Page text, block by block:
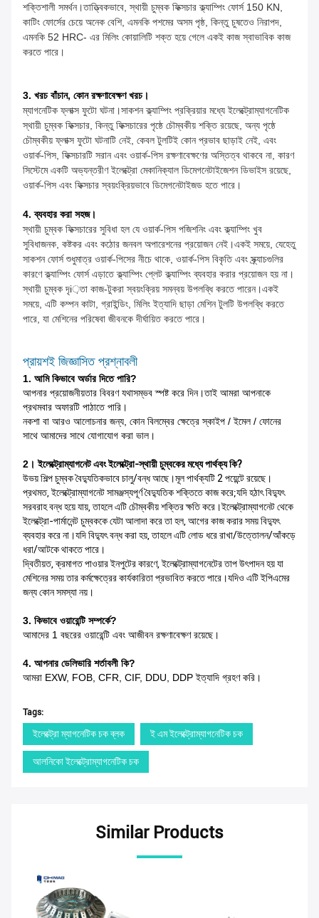
শক্তিশালী সমর্থন।তাত্ত্বিকভাবে, স্থায়ী চুম্বক ফিক্সচার ক্ল্যাম্পিং ফোর্স 150 KN,
কাটিং ফোর্সের চেয়ে অনেক বেশি, এমনকি পশমের অসম পৃষ্ঠ, কিন্তু চুষতেও নিরাপদ,
এমনকি 52 HRC- এর মিলিং কোয়ালিটি শক্ত হয়ে গেলে একই কাজ স্বাভাবিক কাজ
করতে পারে।
3. খরচ বাঁচান, কোন রক্ষণাবেক্ষণ খরচ।
ম্যাগনেটিক ফ্লাক্স ফুটো ঘটনা।সাকশন ক্ল্যাম্পিং প্রক্রিয়ার মধ্যে ইলেক্ট্রোম্যাগনেটিক
স্থায়ী চুম্বক ফিক্সচার, কিন্তু ফিক্সচারের পৃষ্ঠে চৌম্বকীয় শক্তি রয়েছে, অন্য পৃষ্ঠে
চৌম্বকীয় ফ্লাক্স ফুটো ঘটনাটি নেই, কেবল টুলটিই কোন প্রভাব ছাড়াই নেই, এবং
ওয়ার্ক-পিস, ফিক্সচারটি সরান এবং ওয়ার্ক-পিস রক্ষণাবেক্ষণের অস্তিত্ব থাকবে না, কারণ
সিস্টেমে একটি অভ্যন্তরীণ ইলেক্ট্রো মেকানিক্যাল ডিমেগনেটাইজেশন ডিভাইস রয়েছে,
ওয়ার্ক-পিস এবং ফিক্সচার স্বয়ংক্রিয়ভাবে ডিমেগনেটাইজড হতে পারে।
4. ব্যবহার করা সহজ।
স্থায়ী চুম্বক ফিক্সচারের সুবিধা হল যে ওয়ার্ক-পিস পজিশনিং এবং ক্ল্যাম্পিং খুব
সুবিধাজনক, কষ্টকর এবং কঠোর জনবল অপারেশনের প্রয়োজন নেই।একই সময়ে, যেহেতু
সাকশন ফোর্স শুধুমাত্র ওয়ার্ক-পিসের নীচে থাকে, ওয়ার্ক-পিস বিকৃতি এবং স্ক্র্যাচগুলির
কারণে ক্ল্যাম্পিং ফোর্স এড়াতে ক্ল্যাম্পিং প্লেট ক্ল্যাম্পিং ব্যবহার করার প্রয়োজন হয় না।
স্থায়ী চুম্বক দৃi়তা কাজ-টুকরা স্বয়ংক্রিয় সমন্বয় উপলব্ধি করতে পারেন।একই
সময়ে, এটি কম্পন কাটা, গ্রাইন্ডিং, মিলিং ইত্যাদি ছাড়া মেশিন টুলটি উপলব্ধি করতে
পারে, যা মেশিনের পরিষেবা জীবনকে দীর্ঘায়িত করতে পারে।
প্রায়শই জিজ্ঞাসিত প্রশ্নাবলী
1. আমি কিভাবে অর্ডার দিতে পারি?
আপনার প্রয়োজনীয়তার বিবরণ যথাসম্ভব স্পষ্ট করে দিন।তাই আমরা আপনাকে
প্রথমবার অফারটি পাঠাতে পারি।
নকশা বা আরও আলোচনার জন্য, কোন বিলম্বের ক্ষেত্রে স্কাইপ / ইমেল / ফোনের
সাথে আমাদের সাথে যোগাযোগ করা ভাল।
2।ইলেক্ট্রোম্যাগনেট এবং ইলেক্ট্রো-স্থায়ী চুম্বকের মধ্যে পার্থক্য কি?
উভয় শিল্প চুম্বক বৈদ্যুতিকভাবে চালু/বন্ধ আছে।মূল পার্থক্যটি 2 পয়েন্টে রয়েছে।
প্রথমত, ইলেক্ট্রোম্যাগনেট সামঞ্জস্যপূর্ণ বৈদ্যুতিক শক্তিতে কাজ করে;যদি হঠাৎ বিদ্যুৎ
সরবরাহ বন্ধ হয়ে যায়, তাহলে এটি চৌম্বকীয় শক্তির ক্ষতি করে।ইলেক্ট্রোম্যাগনেট থেকে
ইলেক্ট্রো-পার্মানেন্ট চুম্বককে যেটা আলাদা করে তা হল, আগের কাজ করার সময় বিদ্যুৎ
ব্যবহার করে না।যদি বিদ্যুৎ বন্ধ করা হয়, তাহলে এটি লোড ধরে রাখা/উত্তোলন/আঁকড়ে
ধরা/আটকে থাকতে পারে।
দ্বিতীয়ত, ক্রমাগত পাওয়ার ইনপুটের কারণে, ইলেক্ট্রোম্যাগনেটের তাপ উৎপাদন হয় যা
মেশিনের সময় তার কর্মক্ষেত্রের কার্যকারিতা প্রভাবিত করতে পারে।যদিও এটি ইপিএমের
জন্য কোন সমস্যা নয়।
3. কিভাবে ওয়ারেন্টি সম্পর্কে?
আমাদের 1 বছরের ওয়ারেন্টি এবং আজীবন রক্ষণাবেক্ষণ রয়েছে।
4. আপনার ডেলিভারি শর্তাবলী কি?
আমরা EXW, FOB, CFR, CIF, DDU, DDP ইত্যাদি গ্রহণ করি।
Tags:
ইলেক্ট্রো ম্যাগনেটিক চক ব্লক ই এম ইলেক্ট্রোম্যাগনেটিক চক
আলনিকো ইলেক্ট্রোম্যাগনেটিক চক
Similar Products